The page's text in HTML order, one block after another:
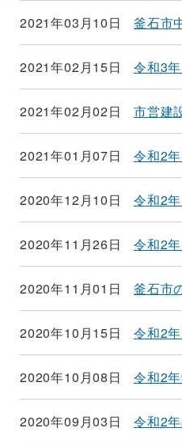
2021年03月10日 釜石市
2021年02月15日 令和3
2021年02月02日 市営建
2021年01月07日 令和2
2020年12月10日 令和2
2020年11月26日 令和2
2020年11月01日 釜石市
2020年10月15日 令和2
2020年10月08日 令和2
2020年09月03日 令和2